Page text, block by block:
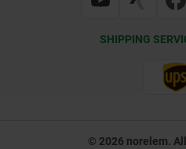
SHIPPING
© 2026 norelem.